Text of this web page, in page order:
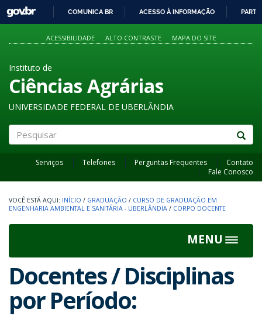
PARA
O
GOVBR
COMUNICA BR ACESSO À INFORMAÇÃO
ACESSIBILIDADE ALTO CONTRASTE MAPA DO SITE
Instituto de
Ciências Agrárias
UNIVERSIDADE FEDERAL DE UBERLÂNDIA
Serviços Telefones Perguntas Frequentes
Contato
Fale Conosco
INÍCIO / GRADUAÇÃO / CURSO DE GRADUAÇÃO EM
ENGENHARIA AMBIENTAL E SANITÁRIA - UBERLÂNDIA / CORPO DOCENTE
MENU
Toggle
Docentes / Disciplinas
por Período: